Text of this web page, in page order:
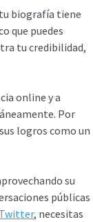
biografía tiene
que puedes
tu credibilidad,
online y a
Por
logros como un
su
públicas
, necesitas